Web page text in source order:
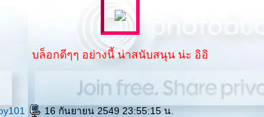
บล็อกดีๆๆ อย่างนี้ น่าสนับสนุน น่ะ อิอิ
16 กันยายน 2549 23:55:15 น.